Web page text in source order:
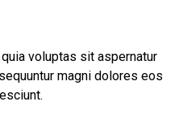
voluptas sit aspernatur
magni dolores eos